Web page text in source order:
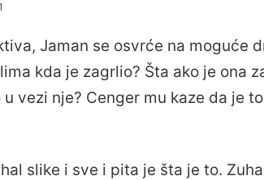
Jaman se osvrće na moguće
kda je zagrlio? Šta ako je ona
vezi nje? Cenger mu kaze da je
slike i sve i pita je šta je to.